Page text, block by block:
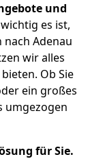
und
es ist,
Adenau
wir alles
Ob Sie
ein großes
umgezogen
für Sie.